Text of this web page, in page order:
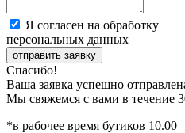
Я согласен на обработку
персональных данных
отправить заявку
Спасибо!
Ваша заявка успешно
Мы свяжемся с вами в течение
*в рабочее время бутиков